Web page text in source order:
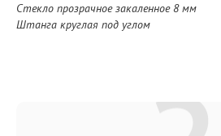
Стекло прозрачное закаленное 8 мм
Штанга круглая под углом